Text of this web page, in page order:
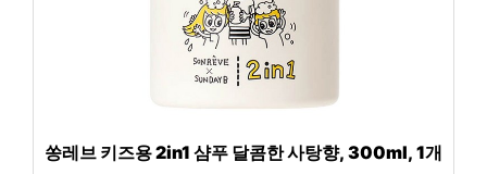
쏭레브 키즈용 2in1 샴푸 달콤한 사탕향, 300ml, 1개